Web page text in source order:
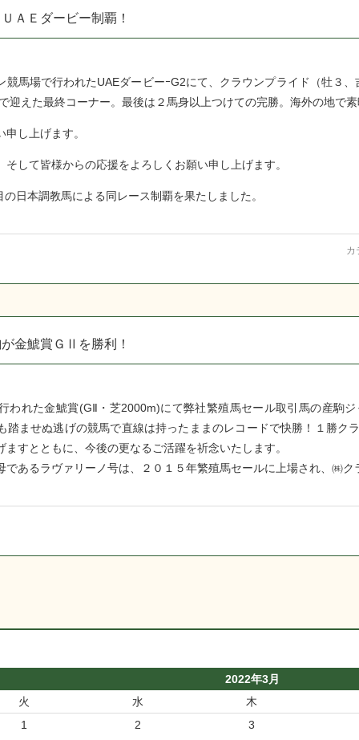
ＡＥダービー制覇！
競馬場で行われたUAEダービーｰG2にて、クラウンプライド（牡３
迎えた最終コーナー。最後は２馬身以上つけての完勝。海外の地で
し上げます。
して皆様からの応援をよろしくお願い申し上げます。
日本調教馬による同レース制覇を果たしました。
カ
金鯱賞ＧⅡを勝利！
われた金鯱賞(GⅡ・芝2000m)にて弊社繁殖馬セール取引馬の産駒
踏ませぬ逃げの競馬で直線は持ったままのレコードで快勝！１勝ク
すとともに、今後の更なるご活躍を祈念いたします。
であるラヴァリーノ号は、２０１５年繁殖馬セールに上場され、㈱
2022年3月
火
水 木
1 2
3